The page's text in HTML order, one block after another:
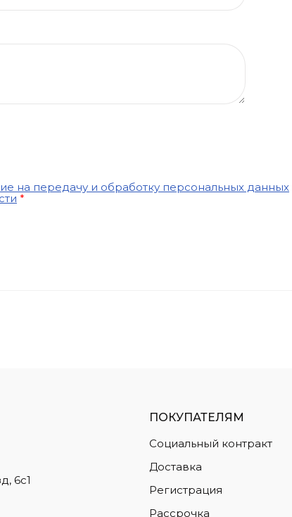
на передачу и обработку персональных данных
*
6с1
ПОКУПАТЕЛЯМ
Социальный контракт
Доставка
Регистрация
Рассрочка